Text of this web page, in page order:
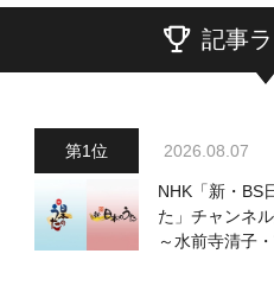
記事
2026.08.07
NHK「新・BS
た」チャンネ
～水前寺清子